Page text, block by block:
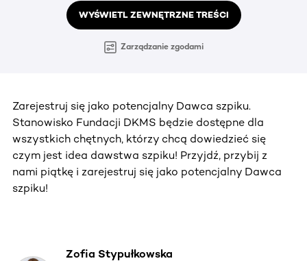
WYŚWIETL ZEWNĘTRZNE TREŚCI
Zarządzanie zgodami
Zarejestruj się jako potencjalny Dawca szpiku.
Stanowisko Fundacji DKMS będzie dostępne dla
wszystkich chętnych, którzy chcą dowiedzieć się
czym jest idea dawstwa szpiku! Przyjdź, przybij z
nami piątkę i zarejestruj się jako potencjalny Dawca
szpiku!
Zofia Stypułkowska